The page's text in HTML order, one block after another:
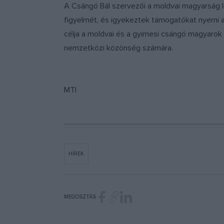
A Csángó Bál szervezői a moldvai
figyelmét, és igyekeztek támogatókat nyerni
célja a moldvai és a gyimesi csángó
nemzetközi közönség számára.
MTI
HÍREK
MEGOSZTÁS